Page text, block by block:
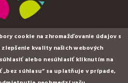
LESANKA ***
cookie na zhromažďovanie údajov s
kvality našich webových
alebo nesúhlasiť kliknutím na
súhlasu“ sa uplatňuje v prípade,